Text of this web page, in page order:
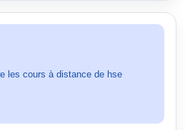
les cours à distance de hse